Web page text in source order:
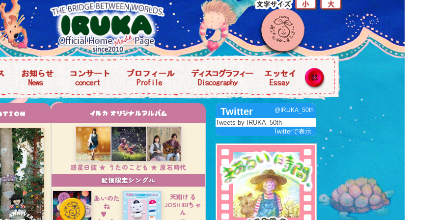
Information
TION イルカ オリジナルアルバム
イルカ オリジナルアルバム
惑星日誌 ★ うたのこども ★ 原石時代
配信限定シングル
あいのた
ね
♥
天翔ける
JOSHIBIちゃ
ん
Twitter @IRUKA_50th
Tweets by IRUKA_50th
Twitterで表示